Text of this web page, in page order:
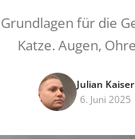
für die
Katze. Augen,
Julian Kaiser
6. Juni 2025